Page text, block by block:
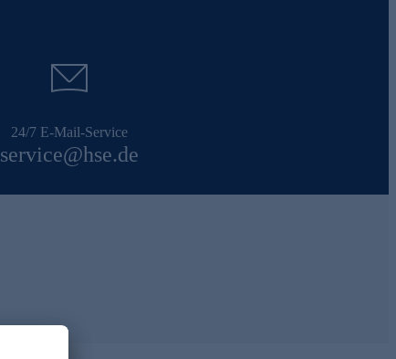
24/7 E-Mail-Service
service@hse.de